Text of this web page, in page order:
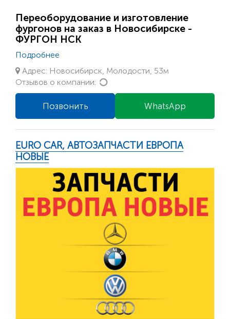
Переоборудование и изготовление
фургонов на заказ в Новосибирске -
ФУРГОН НСК
Подробнее
Адрес: Новосибирск, Молодости, 53м
Отзывов о компании:
WhatsApp
Позвонить
EURO CAR, АВТОЗАПЧАСТИ ЕВРОПА
НОВЫЕ